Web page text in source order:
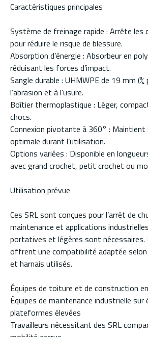
Caractéristiques principales
Système de freinage rapide : Arrête les
pour réduire le risque de blessure.
Absorption d’énergie : Absorbeur en
réduisant les forces d’impact.
Sangle durable : UHMWPE de 19 mm
l’abrasion et à l’usure.
Boîtier thermoplastique : Léger,
chocs.
Connexion pivotante à 360° : Maintient
optimale durant l’utilisation.
Options variées : Disponible en
avec grand crochet, petit crochet ou
Utilisation prévue
Ces SRL sont conçues pour l’arrêt de
maintenance et applications
portatives et légères sont nécessaires.
offrent une compatibilité adaptée selon
et harnais utilisés.
Équipes de toiture et de construction
Équipes de maintenance industrielle
plateformes élevées
Travailleurs nécessitant des SRL